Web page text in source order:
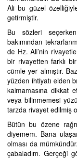
Ali bu güzel özelliğiyle
getirmiştir.
Bu sözleri
bakımından
de Hz. Ali’nin
bir rivayetten farklı
cümle yer almıştır.
yüzden ihtiyatı elden
kalmamasına dikkat
veya bilinmemesi
tarzda rivayet edilmiş
Bütün bu özene
diyemem. Bana
olması da
çabaladım. Gerçeği